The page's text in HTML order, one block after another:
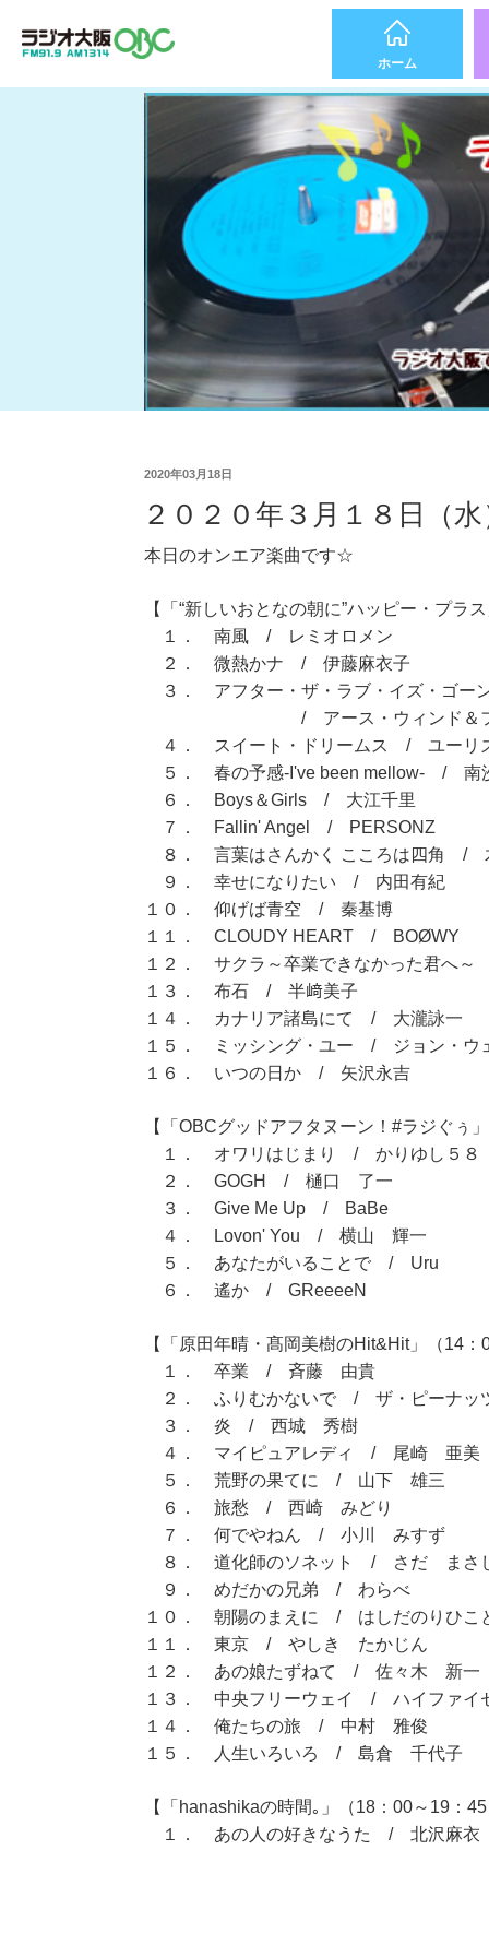
ホーム
2020年03月18日
２０２０年３月１８日（
本日のオンエア楽曲です☆
【「“新しいおとなの朝に”ハッピー・プラ
１． 南風 / レミオロメン
２． 微熱かナ / 伊藤麻衣子
３． アフター・ザ・ラブ・イズ・ゴ
/ アース・ウィンド＆ファ
４． スイート・ドリームス / ユーリ
５． 春の予感‐I've been mellow‐ / 南
６． Boys＆Girls / 大江千里
７． Fallin' Angel / PERSONZ
８． 言葉はさんかく こころは四角 /
９． 幸せになりたい / 内田有紀
１０． 仰げば青空 / 秦基博
１１． CLOUDY HEART / BOØWY
１２． サクラ～卒業できなかった君へ
１３． 布石 / 半﨑美子
１４． カナリア諸島にて / 大瀧詠一
１５． ミッシング・ユー / ジョン・ウ
１６． いつの日か / 矢沢永吉
【「OBCグッドアフタヌーン！#ラジぐぅ
１． オワリはじまり / かりゆし５８
２． GOGH / 樋口 了一
３． Give Me Up / BaBe
４． Lovon' You / 横山 輝一
５． あなたがいることで / Uru
６． 遙か / GReeeeN
【「原田年晴・髙岡美樹のHit&Hit」（14
１． 卒業 / 斉藤 由貴
２． ふりむかないで / ザ・ピーナッ
３． 炎 / 西城 秀樹
４． マイピュアレディ / 尾崎 亜美
５． 荒野の果てに / 山下 雄三
６． 旅愁 / 西崎 みどり
７． 何でやねん / 小川 みすず
８． 道化師のソネット / さだ まさ
９． めだかの兄弟 / わらべ
１０． 朝陽のまえに / はしだのりひこ
１１． 東京 / やしき たかじん
１２． あの娘たずねて / 佐々木 新一
１３． 中央フリーウェイ / ハイファイ
１４． 俺たちの旅 / 中村 雅俊
１５． 人生いろいろ / 島倉 千代子
【「hanashikaの時間｡」（18：00～19：
１． あの人の好きなうた / 北沢麻衣